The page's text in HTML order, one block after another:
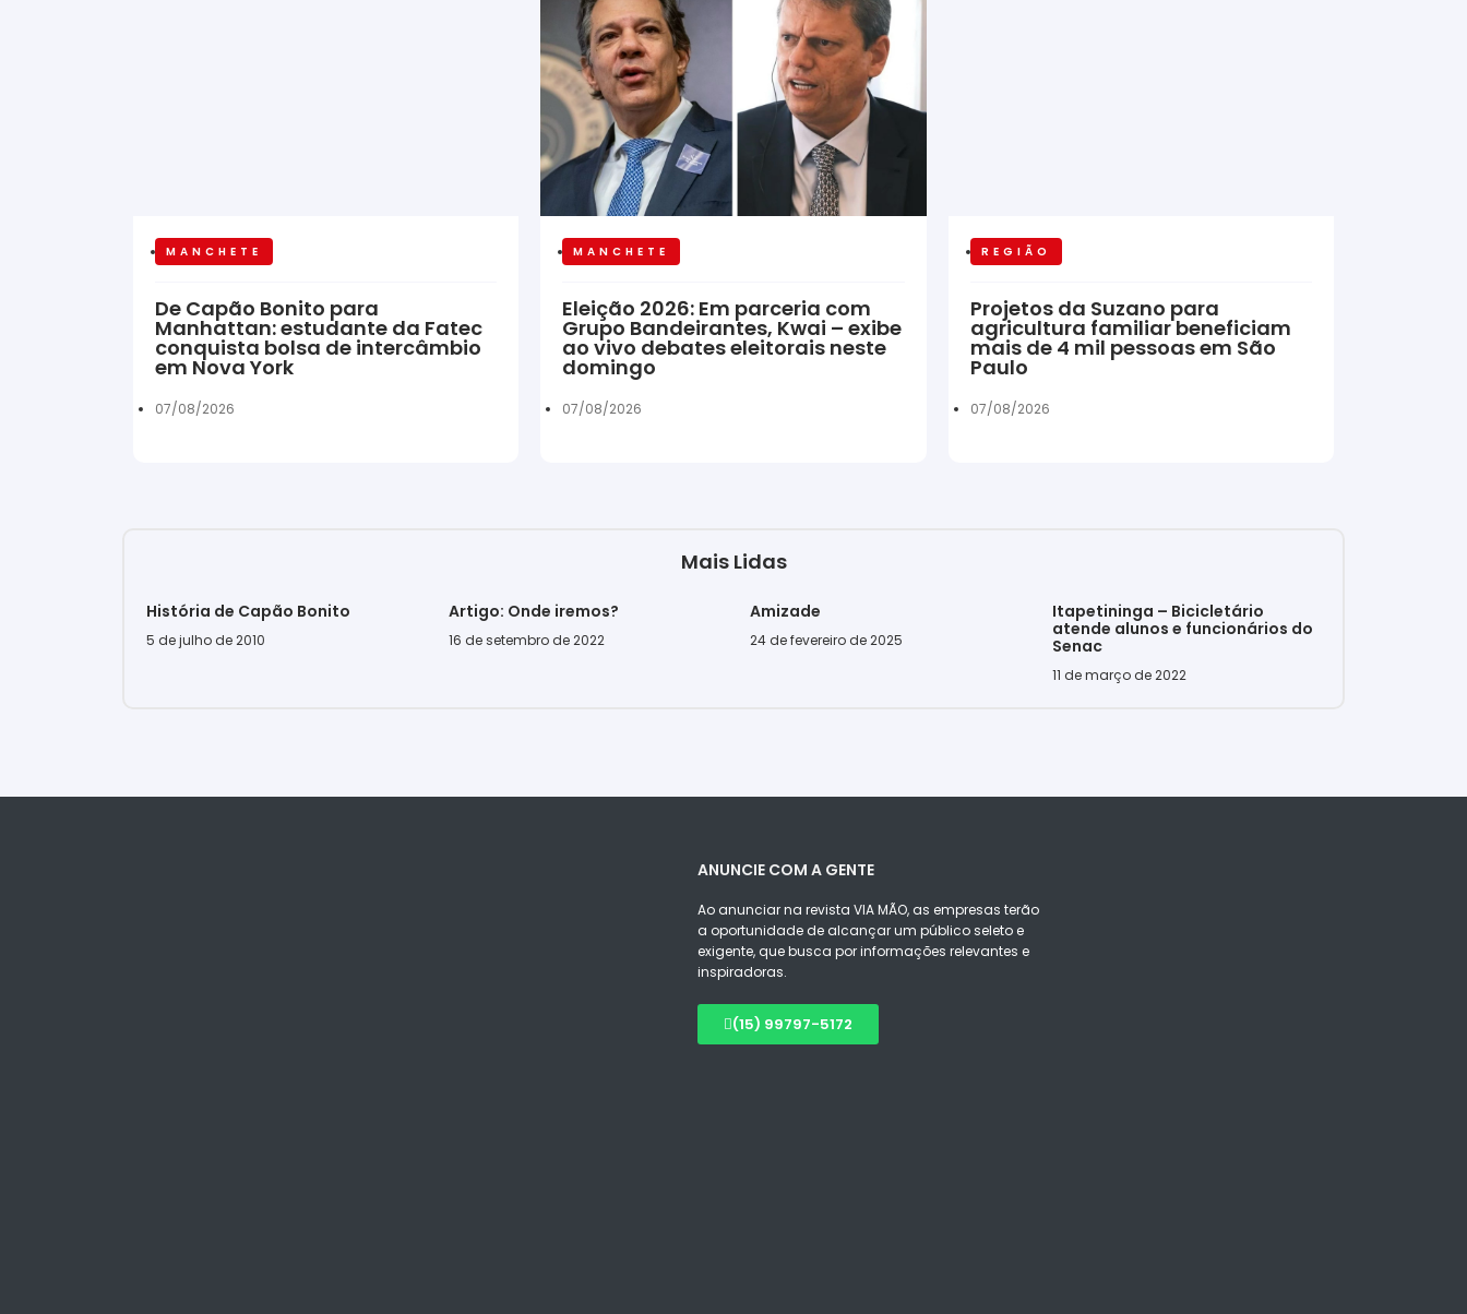
MANCHETE
De Capão Bonito para
Manhattan: estudante da Fatec
conquista bolsa de intercâmbio
em Nova York
07/08/2026
MANCHETE
Eleição 2026: Em parceria com
Grupo Bandeirantes, Kwai – exibe
ao vivo debates eleitorais neste
domingo
07/08/2026
REGIÃO
Projetos da Suzano para
agricultura familiar beneficiam
mais de 4 mil pessoas em São
Paulo
07/08/2026
Mais Lidas
História de Capão Bonito
5 de julho de 2010
Artigo: Onde iremos?
16 de setembro de 2022
Amizade
24 de fevereiro de 2025
Itapetininga – Bicicletário
atende alunos e funcionários do
Senac
11 de março de 2022
ANUNCIE COM A GENTE
Ao anunciar na revista VIA MÃO, as empresas terão
a oportunidade de alcançar um público seleto e
exigente, que busca por informações relevantes e
inspiradoras.
(15) 99797-5172